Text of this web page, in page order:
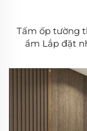
Tấm ốp tường
ẩm Lắp đặt